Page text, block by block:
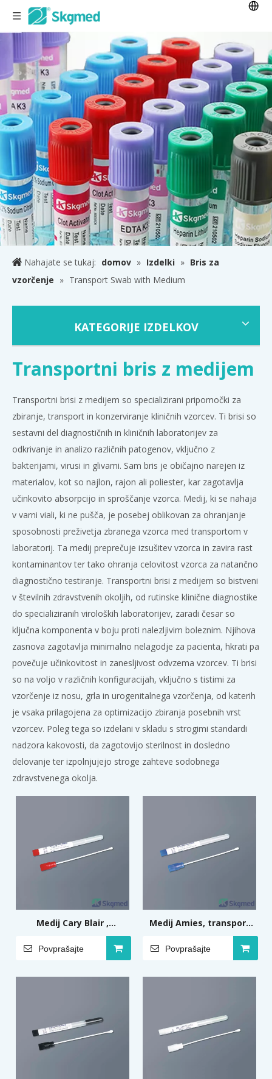
Nahajate se tukaj: domov » Izdelki » Bris za
vzorčenje » Transport Swab with Medium
KATEGORIJE IZDELKOV
Transportni bris z medijem
Transportni brisi z medijem so specializirani pripomočki za
zbiranje, transport in konzerviranje kliničnih vzorcev. Ti brisi so
sestavni del diagnostičnih in kliničnih laboratorijev za
odkrivanje in analizo različnih patogenov, vključno z
bakterijami, virusi in glivami. Sam bris je običajno narejen iz
materialov, kot so najlon, rajon ali poliester, kar zagotavlja
učinkovito absorpcijo in sproščanje vzorca. Medij, ki se nahaja
v varni viali, ki ne pušča, je posebej oblikovan za ohranjanje
sposobnosti preživetja zbranega vzorca med transportom v
laboratorij. Ta medij preprečuje izsušitev vzorca in zavira rast
kontaminantov ter tako ohranja celovitost vzorca za natančno
diagnostično testiranje. Transportni brisi z medijem so bistveni
v številnih zdravstvenih okoljih, od rutinske klinične diagnostike
do specializiranih viroloških laboratorijev, zaradi česar so
ključna komponenta v boju proti nalezljivim boleznim. Njihova
zasnova zagotavlja minimalno nelagodje za pacienta, hkrati pa
povečuje učinkovitost in zanesljivost odvzema vzorcev. Ti brisi
so na voljo v različnih konfiguracijah, vključno s tistimi za
vzorčenje iz nosu, grla in urogenitalnega vzorčenja, od katerih
je vsaka prilagojena za optimizacijo zbiranja posebnih vrst
vzorcev. Poleg tega so izdelani v skladu s strogimi standardi
nadzora kakovosti, da zagotovijo sterilnost in dosledno
delovanje ter izpolnjujejo stroge zahteve sodobnega
zdravstvenega okolja.
Medij Cary Blair ,
transport brisov z
medijem
Povprašajte
Medij Amies, transport
brisov z medijem
Povprašajte